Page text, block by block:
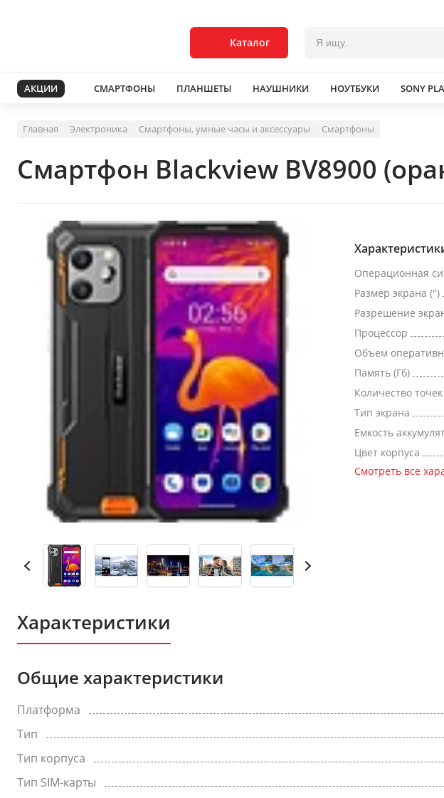
Каталог
АКЦИИ СМАРТФОНЫ ПЛАНШЕТЫ НАУШНИКИ НОУТБУКИ SONY
Главная Электроника Смартфоны, умные часы и аксессуары Смартфоны
Смартфон Blackview BV8900
Операционная
Размер экрана (")
Разрешение
Процессор
Объем
Память (Гб)
Количество
Тип экрана
Емкость
Цвет корпуса
Смотреть все
Характеристики
Общие характеристики
Платформа
Тип
Тип корпуса
Тип SIM-карты